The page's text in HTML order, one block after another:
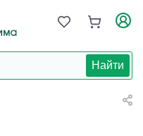
Найти